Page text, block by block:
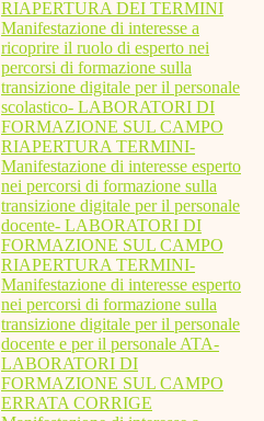
RIAPERTURA DEI TERMINI
Manifestazione di interesse a
ricoprire il ruolo di esperto nei
percorsi di formazione sulla
transizione digitale per il personale
scolastico- LABORATORI DI
FORMAZIONE SUL CAMPO
RIAPERTURA TERMINI-
Manifestazione di interesse esperto
nei percorsi di formazione sulla
transizione digitale per il personale
docente- LABORATORI DI
FORMAZIONE SUL CAMPO
RIAPERTURA TERMINI-
Manifestazione di interesse esperto
nei percorsi di formazione sulla
transizione digitale per il personale
docente e per il personale ATA-
LABORATORI DI
FORMAZIONE SUL CAMPO
ERRATA CORRIGE